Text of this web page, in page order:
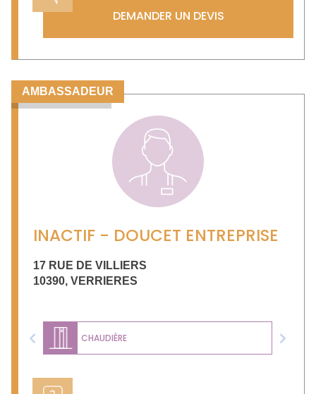
DEMANDER UN DEVIS
AMBASSADEUR
INACTIF - DOUCET ENTREPRISE
17 RUE DE VILLIERS
10390, VERRIERES
CHAUDIÈRE
Previous Next